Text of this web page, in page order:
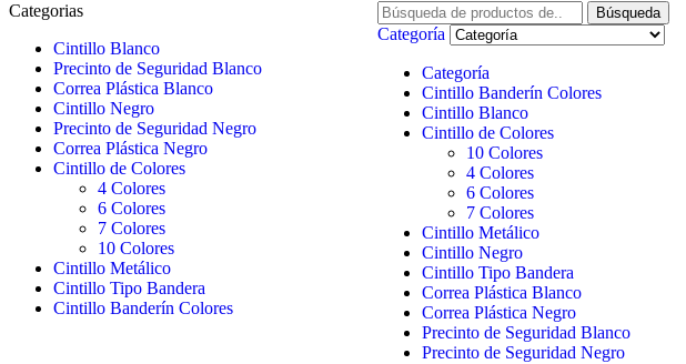
Categorias
Cintillo Blanco
Precinto de Seguridad Blanco
Correa Plástica Blanco
Cintillo Negro
Precinto de Seguridad Negro
Correa Plástica Negro
Cintillo de Colores
4 Colores
6 Colores
7 Colores
10 Colores
Cintillo Metálico
Cintillo Tipo Bandera
Cintillo Banderín Colores
Búsqueda
Categoría
Categoría
Cintillo Banderín Colores
Cintillo Blanco
Cintillo de Colores
10 Colores
4 Colores
6 Colores
7 Colores
Cintillo Metálico
Cintillo Negro
Cintillo Tipo Bandera
Correa Plástica Blanco
Correa Plástica Negro
Precinto de Seguridad Blanco
Precinto de Seguridad Negro